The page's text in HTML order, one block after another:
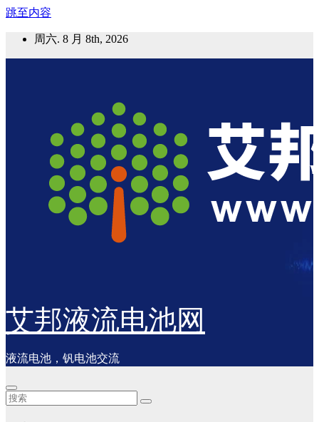
跳至内容
周六. 8 月 8th, 2026
艾邦液流电池网
液流电池，钒电池交流